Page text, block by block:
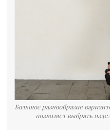
Большое разнообразие
позволяет выбрать